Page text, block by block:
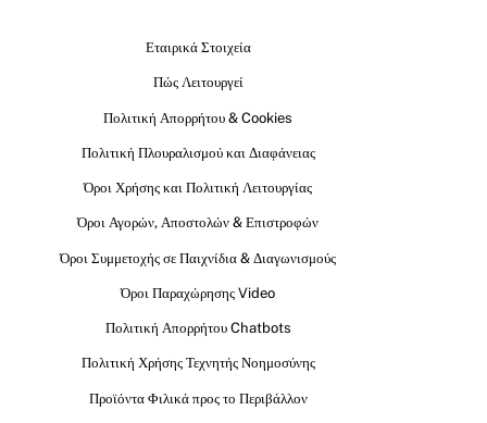
Εταιρικά Στοιχεία
Πώς Λειτουργεί
Πολιτική Απορρήτου & Cookies
Πολιτική Πλουραλισμού και Διαφάνειας
Όροι Χρήσης και Πολιτική Λειτουργίας
Όροι Αγορών, Αποστολών & Επιστροφών
Όροι Συμμετοχής σε Παιχνίδια & Διαγωνισμούς
Όροι Παραχώρησης Video
Πολιτική Απορρήτου Chatbots
Πολιτική Χρήσης Τεχνητής Νοημοσύνης
Προϊόντα Φιλικά προς το Περιβάλλον